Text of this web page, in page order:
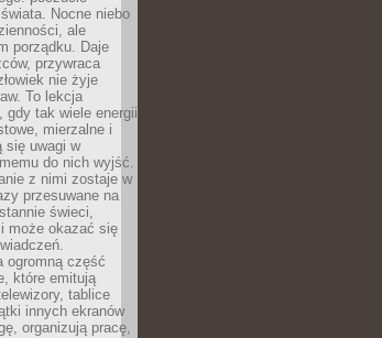
Nocne niebo
ale
porządku. Daje
przywraca
nie żyje
To lekcja
gdy tak wiele energii
mierzalne i
się uwagi w
do nich wyjść.
z nimi zostaje w
przesuwane na
świeci,
może okazać się
ogromną część
które emitują
tablice
innych ekranów
organizują pracę,